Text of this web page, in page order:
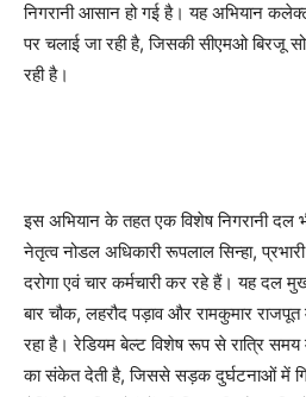
निगरानी आसान हो गई है। यह अभियान
पर चलाई जा रही है, जिसकी सीएमओ बिरजू
रही है।
इस अभियान के तहत एक विशेष निगरानी दल
नेतृत्व नोडल अधिकारी रूपलाल सिन्हा,
दरोगा एवं चार कर्मचारी कर रहे हैं। यह दल
बार चौक, लहरौद पड़ाव और रामकुमार राजपूत
रहा है। रेडियम बेल्ट विशेष रूप से रात्रि समय
का संकेत देती है, जिससे सड़क दुर्घटनाओं में